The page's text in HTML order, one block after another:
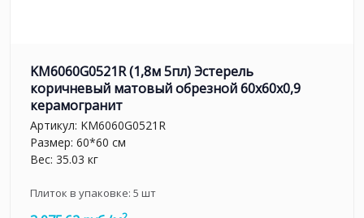
KM6060G0521R (1,8м 5пл) Эстерель
коричневый матовый обрезной 60x60x0,9
керамогранит
Артикул: KM6060G0521R
Размер: 60*60 см
Вес: 35.03 кг
Плиток в упаковке: 5 шт